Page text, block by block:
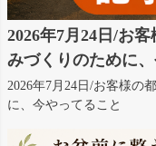
2026年7月24日/お
みづくりのために
2026年7月24日/お客様の
に、今やってること